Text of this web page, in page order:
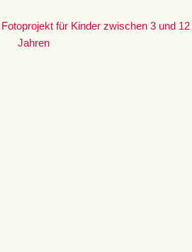
für Kinder zwischen 3 und 12
Jahren